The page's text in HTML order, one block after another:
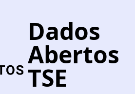
Dados
Abertos
TSE